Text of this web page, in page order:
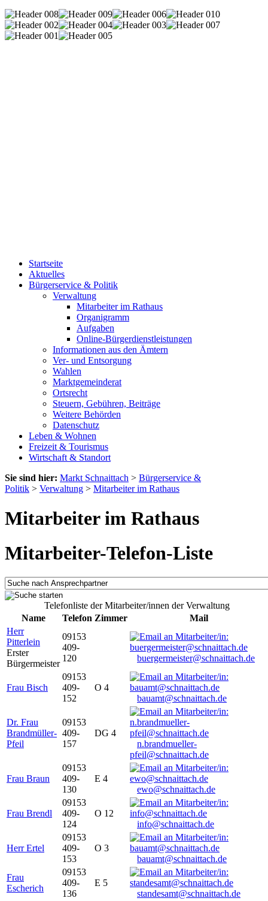
Startseite
Aktuelles
Bürgerservice & Politik
Verwaltung
Mitarbeiter im Rathaus
Organigramm
Aufgaben
Online-Bürgerdienstleistungen
Informationen aus den Ämtern
Ver- und Entsorgung
Wahlen
Marktgemeinderat
Ortsrecht
Steuern, Gebühren, Beiträge
Weitere Behörden
Datenschutz
Leben & Wohnen
Freizeit & Tourismus
Wirtschaft & Standort
Sie sind hier: Markt Schnaittach > Bürgerservice &
Politik > Verwaltung > Mitarbeiter im Rathaus
Mitarbeiter im Rathaus
Mitarbeiter-Telefon-Liste
Telefonliste der Mitarbeiter/innen der Verwaltung
Name
Telefon Zimmer
Mail
Herr
Pitterlein
Erster
Bürgermeister
09153
409-
120
buergermeister@schnaittach.de
Frau Bisch
09153
409-
152
O 4
bauamt@schnaittach.de
Dr. Frau
Brandmüller-
Pfeil
09153
409-
157
DG 4
n.brandmueller-
pfeil@schnaittach.de
Frau Braun
09153
409-
130
E 4
ewo@schnaittach.de
Frau Brendl
09153
409-
124
O 12
info@schnaittach.de
Herr Ertel
09153
409-
153
O 3
bauamt@schnaittach.de
Frau
Escherich
09153
409-
136
E 5
standesamt@schnaittach.de